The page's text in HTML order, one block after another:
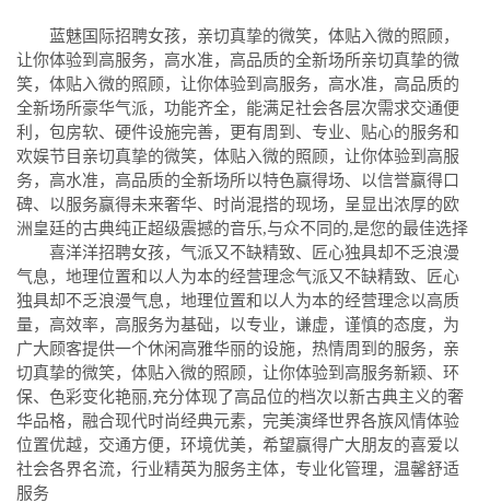
蓝魅国际招聘女孩，亲切真挚的微笑，体贴入微的照顾，
让你体验到高服务，高水准，高品质的全新场所亲切真挚的微
笑，体贴入微的照顾，让你体验到高服务，高水准，高品质的
全新场所豪华气派，功能齐全，能满足社会各层次需求交通便
利，包房软、硬件设施完善，更有周到、专业、贴心的服务和
欢娱节目亲切真挚的微笑，体贴入微的照顾，让你体验到高服
务，高水准，高品质的全新场所以特色赢得场、以信誉赢得口
碑、以服务赢得未来奢华、时尚混搭的现场，呈显出浓厚的欧
洲皇廷的古典纯正超级震撼的音乐,与众不同的,是您的最佳选择
喜洋洋招聘女孩，气派又不缺精致、匠心独具却不乏浪漫
气息，地理位置和以人为本的经营理念气派又不缺精致、匠心
独具却不乏浪漫气息，地理位置和以人为本的经营理念以高质
量，高效率，高服务为基础，以专业，谦虚，谨慎的态度，为
广大顾客提供一个休闲高雅华丽的设施，热情周到的服务，亲
切真挚的微笑，体贴入微的照顾，让你体验到高服务新颖、环
保、色彩变化艳丽,充分体现了高品位的档次以新古典主义的奢
华品格，融合现代时尚经典元素，完美演绎世界各族风情体验
位置优越，交通方便，环境优美，希望赢得广大朋友的喜爱以
社会各界名流，行业精英为服务主体，专业化管理，温馨舒适
服务